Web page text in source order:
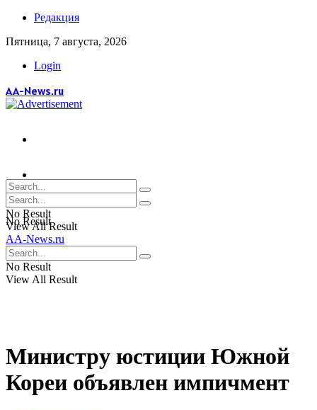
Редакция
Пятница, 7 августа, 2026
Login
AA-News.ru
No Result
View All Result
No Result
View All Result
AA-News.ru
No Result
View All Result
Министру юстиции Южной
Кореи объявлен импичмент